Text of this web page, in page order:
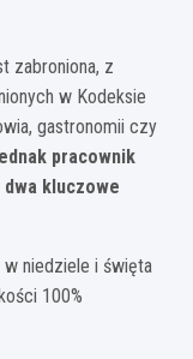
zabroniona, z
w Kodeksie
gastronomii czy
pracownik
dwa kluczowe
niedziele i święta
100%